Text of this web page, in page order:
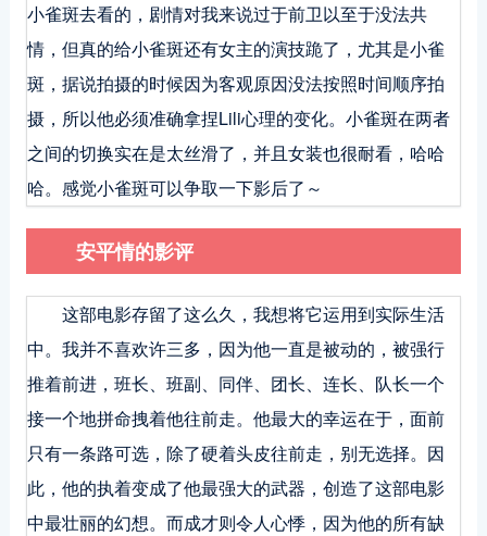
小雀斑去看的，剧情对我来说过于前卫以至于没法共
情，但真的给小雀斑还有女主的演技跪了，尤其是小雀
斑，据说拍摄的时候因为客观原因没法按照时间顺序拍
摄，所以他必须准确拿捏Lili心理的变化。小雀斑在两者
之间的切换实在是太丝滑了，并且女装也很耐看，哈哈
哈。感觉小雀斑可以争取一下影后了～
安平情的影评
这部电影存留了这么久，我想将它运用到实际生活
中。我并不喜欢许三多，因为他一直是被动的，被强行
推着前进，班长、班副、同伴、团长、连长、队长一个
接一个地拼命拽着他往前走。他最大的幸运在于，面前
只有一条路可选，除了硬着头皮往前走，别无选择。因
此，他的执着变成了他最强大的武器，创造了这部电影
中最壮丽的幻想。而成才则令人心悸，因为他的所有缺